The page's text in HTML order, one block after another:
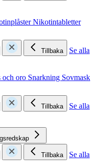
Nikotintabletter
Tillbaka
Se alla
och oro Snarkning Sovmask
Tillbaka
Se alla
Tillbaka
Se alla